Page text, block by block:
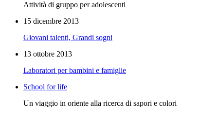
Attività di gruppo per adolescenti
15 dicembre 2013
Giovani talenti, Grandi sogni
13 ottobre 2013
Laboratori per bambini e famiglie
School for life
Un viaggio in oriente alla ricerca di sapori e colori